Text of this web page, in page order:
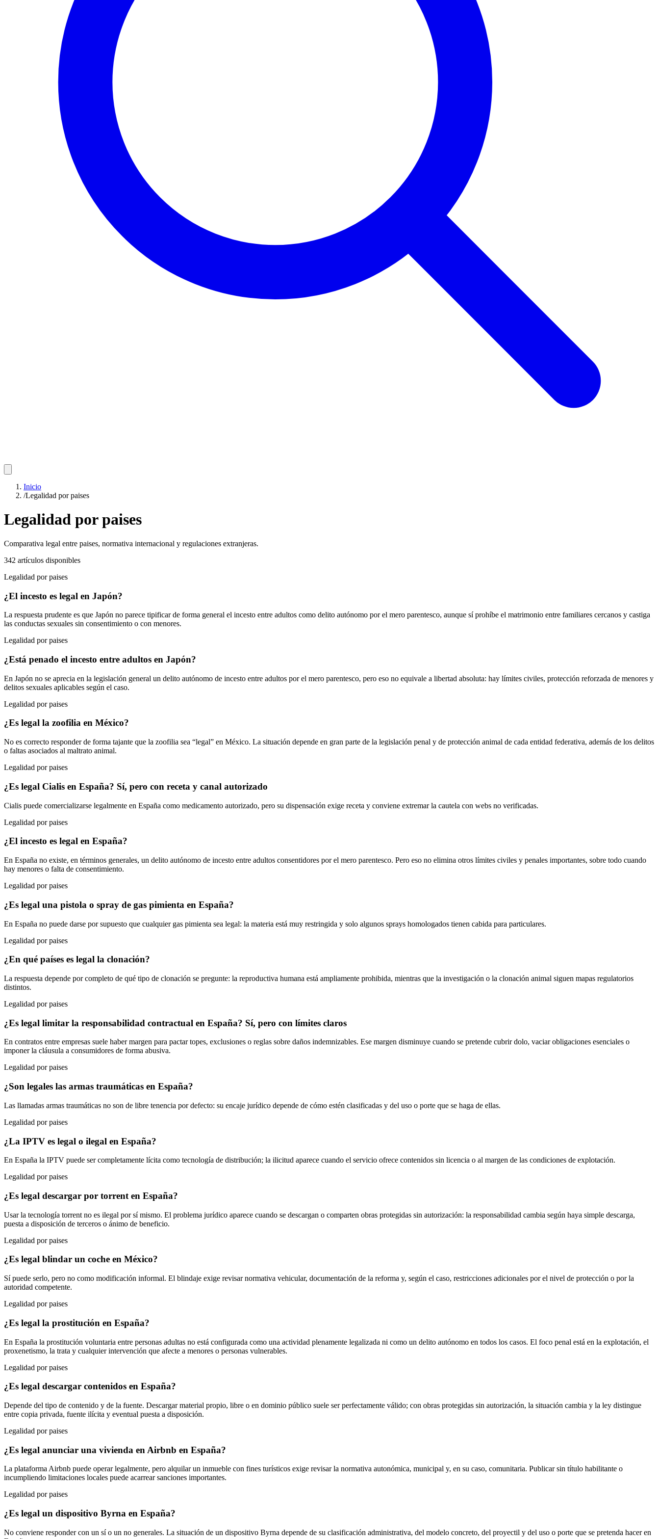
Inicio
/Legalidad por paises
Legalidad por paises
Comparativa legal entre paises, normativa internacional y regulaciones extranjeras.
342 artículos disponibles
Legalidad por paises
¿El incesto es legal en Japón?
La respuesta prudente es que Japón no parece tipificar de forma general el incesto entre adultos como delito autónomo por el mero parentesco, aunque sí prohíbe el matrimonio entre familiares cercanos y castiga
las conductas sexuales sin consentimiento o con menores.
Legalidad por paises
¿Está penado el incesto entre adultos en Japón?
En Japón no se aprecia en la legislación general un delito autónomo de incesto entre adultos por el mero parentesco, pero eso no equivale a libertad absoluta: hay límites civiles, protección reforzada de menores y
delitos sexuales aplicables según el caso.
Legalidad por paises
¿Es legal la zoofilia en México?
No es correcto responder de forma tajante que la zoofilia sea “legal” en México. La situación depende en gran parte de la legislación penal y de protección animal de cada entidad federativa, además de los delitos
o faltas asociados al maltrato animal.
Legalidad por paises
¿Es legal Cialis en España? Sí, pero con receta y canal autorizado
Cialis puede comercializarse legalmente en España como medicamento autorizado, pero su dispensación exige receta y conviene extremar la cautela con webs no verificadas.
Legalidad por paises
¿El incesto es legal en España?
En España no existe, en términos generales, un delito autónomo de incesto entre adultos consentidores por el mero parentesco. Pero eso no elimina otros límites civiles y penales importantes, sobre todo cuando
hay menores o falta de consentimiento.
Legalidad por paises
¿Es legal una pistola o spray de gas pimienta en España?
En España no puede darse por supuesto que cualquier gas pimienta sea legal: la materia está muy restringida y solo algunos sprays homologados tienen cabida para particulares.
Legalidad por paises
¿En qué países es legal la clonación?
La respuesta depende por completo de qué tipo de clonación se pregunte: la reproductiva humana está ampliamente prohibida, mientras que la investigación o la clonación animal siguen mapas regulatorios
distintos.
Legalidad por paises
¿Es legal limitar la responsabilidad contractual en España? Sí, pero con límites claros
En contratos entre empresas suele haber margen para pactar topes, exclusiones o reglas sobre daños indemnizables. Ese margen disminuye cuando se pretende cubrir dolo, vaciar obligaciones esenciales o
imponer la cláusula a consumidores de forma abusiva.
Legalidad por paises
¿Son legales las armas traumáticas en España?
Las llamadas armas traumáticas no son de libre tenencia por defecto: su encaje jurídico depende de cómo estén clasificadas y del uso o porte que se haga de ellas.
Legalidad por paises
¿La IPTV es legal o ilegal en España?
En España la IPTV puede ser completamente lícita como tecnología de distribución; la ilicitud aparece cuando el servicio ofrece contenidos sin licencia o al margen de las condiciones de explotación.
Legalidad por paises
¿Es legal descargar por torrent en España?
Usar la tecnología torrent no es ilegal por sí mismo. El problema jurídico aparece cuando se descargan o comparten obras protegidas sin autorización: la responsabilidad cambia según haya simple descarga,
puesta a disposición de terceros o ánimo de beneficio.
Legalidad por paises
¿Es legal blindar un coche en México?
Sí puede serlo, pero no como modificación informal. El blindaje exige revisar normativa vehicular, documentación de la reforma y, según el caso, restricciones adicionales por el nivel de protección o por la
autoridad competente.
Legalidad por paises
¿Es legal la prostitución en España?
En España la prostitución voluntaria entre personas adultas no está configurada como una actividad plenamente legalizada ni como un delito autónomo en todos los casos. El foco penal está en la explotación, el
proxenetismo, la trata y cualquier intervención que afecte a menores o personas vulnerables.
Legalidad por paises
¿Es legal descargar contenidos en España?
Depende del tipo de contenido y de la fuente. Descargar material propio, libre o en dominio público suele ser perfectamente válido; con obras protegidas sin autorización, la situación cambia y la ley distingue
entre copia privada, fuente ilícita y eventual puesta a disposición.
Legalidad por paises
¿Es legal anunciar una vivienda en Airbnb en España?
La plataforma Airbnb puede operar legalmente, pero alquilar un inmueble con fines turísticos exige revisar la normativa autonómica, municipal y, en su caso, comunitaria. Publicar sin título habilitante o
incumpliendo limitaciones locales puede acarrear sanciones importantes.
Legalidad por paises
¿Es legal un dispositivo Byrna en España?
No conviene responder con un sí o un no generales. La situación de un dispositivo Byrna depende de su clasificación administrativa, del modelo concreto, del proyectil y del uso o porte que se pretenda hacer en